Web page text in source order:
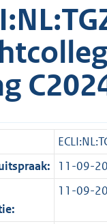
11-09-
11-09-